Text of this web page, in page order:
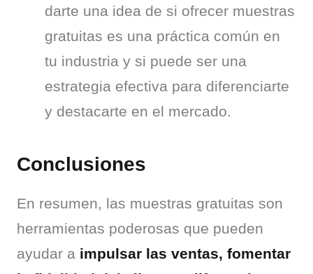
darte una idea de si ofrecer muestras
gratuitas es una práctica común en
tu industria y si puede ser una
estrategia efectiva para diferenciarte
y destacarte en el mercado.
Conclusiones
En resumen, las muestras gratuitas son
herramientas poderosas que pueden
ayudar a impulsar las ventas, fomentar